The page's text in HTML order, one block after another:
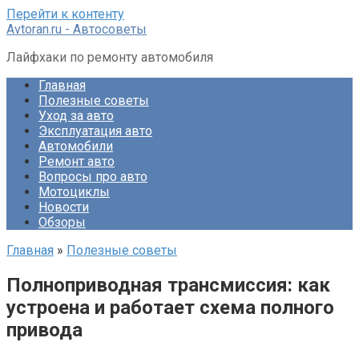
Перейти к контенту
Avtoran.ru - Автосоветы
Лайфхаки по ремонту автомобиля
Главная
Полезные советы
Уход за авто
Эксплуатация авто
Автомобили
Ремонт авто
Вопросы про авто
Мотоциклы
Новости
Обзоры
Главная » Полезные советы
Полноприводная трансмиссия: как
устроена и работает схема полного
привода